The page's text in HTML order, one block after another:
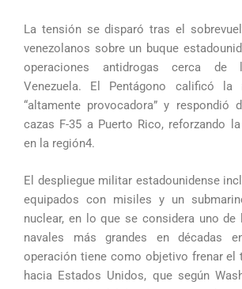
La tensión se disparó tras el
venezolanos sobre un buque
operaciones antidrogas cerca
Venezuela. El Pentágono calificó la
“altamente provocadora” y respondió
cazas F-35 a Puerto Rico, reforzando
en la región4.
El despliegue militar estadounidense
equipados con misiles y un
nuclear, en lo que se considera uno de
navales más grandes en décadas
operación tiene como objetivo frenar el
hacia Estados Unidos, que según